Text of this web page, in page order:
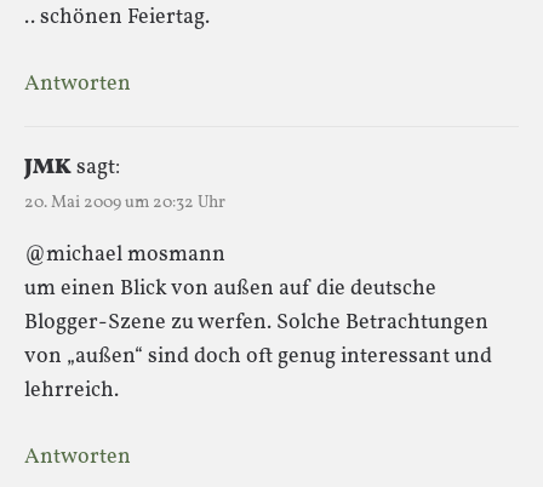
.. schönen Feiertag.
Antworten
JMKsagt:
20. Mai 2009 um 20:32 Uhr
@michael mosmann
um einen Blick von außen auf die deutsche
Blogger-Szene zu werfen. Solche Betrachtungen
von „außen“ sind doch oft genug interessant und
lehrreich.
Antworten